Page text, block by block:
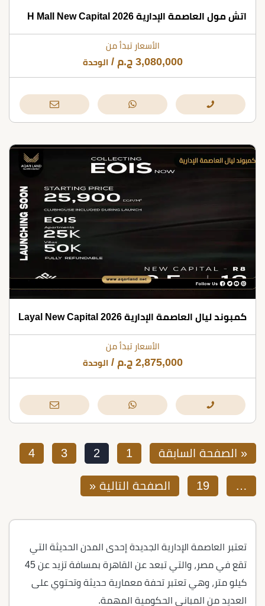
اتش مول العاصمة الإدارية H Mall New Capital 2026
الأسعار تبدأ من
3,080,000 ج.م / الوحدة
كمبوند ليال العاصمة الإدارية Layal New Capital 2026
الأسعار تبدأ من
2,875,000 ج.م / الوحدة
« الصفحة السابقة 1
2
3
4
…
19 الصفحة التالية «
تعتبر العاصمة الإدارية الجديدة إحدى المدن الحديثة التي
تقع في مصر، والتي تبعد عن القاهرة بمسافة تزيد عن 45
كيلو متر، وهي تعتبر تحفة معمارية حديثة وتحتوي على
العديد من المباني الحكومية المهمة.